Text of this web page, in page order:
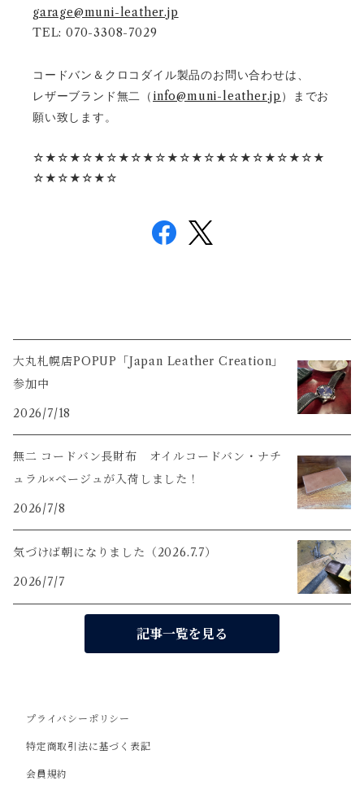
garage@muni-leather.jp
TEL: 070-3308-7029
コードバン＆クロコダイル製品のお問い合わせは、
レザーブランド無二（ info@muni-leather.jp ）までお
願い致します。
☆★☆★☆★☆★☆★☆★☆★☆★☆★☆★☆★☆★
☆★☆★☆★☆
大丸札幌店POPUP「Japan Leather Creation」
参加中
2026/7/18
無二 コードバン長財布 オイルコードバン・ナチ
ュラル×ベージュが入荷しました！
2026/7/8
気づけば朝になりました（2026.7.7）
2026/7/7
記事一覧を見る
プライバシーポリシー
特定商取引法に基づく表記
会員規約